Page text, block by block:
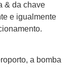
& da chave
e igualmente
a bomba